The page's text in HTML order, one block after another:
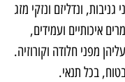
ונדליזם ונזקי מזג
איכותיים ועמידים,
מפני חלודה וקורוזיה.
בכל תנאי.